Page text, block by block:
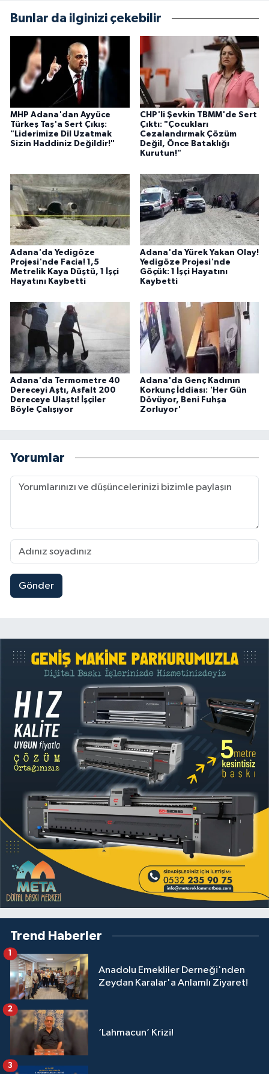
Bunlar da ilginizi çekebilir
MHP Adana'dan Ayyüce
Türkeş Taş'a Sert Çıkış:
"Liderimize Dil Uzatmak
Sizin Haddiniz Değildir!"
CHP'li Şevkin TBMM'de Sert
Çıktı: "Çocukları
Cezalandırmak Çözüm
Değil, Önce Bataklığı
Kurutun!"
Adana'da Yedigöze
Projesi'nde Facia! 1,5
Metrelik Kaya Düştü, 1 İşçi
Hayatını Kaybetti
Adana'da Yürek Yakan Olay!
Yedigöze Projesi'nde
Göçük: 1 İşçi Hayatını
Kaybetti
Adana'da Termometre 40
Dereceyi Aştı, Asfalt 200
Dereceye Ulaştı! İşçiler
Böyle Çalışıyor
Adana'da Genç Kadının
Korkunç İddiası: 'Her Gün
Dövüyor, Beni Fuhşa
Zorluyor'
Yorumlar
Gönder
Trend Haberler
Anadolu Emekliler Derneği'nden
Zeydan Karalar'a Anlamlı Ziyaret!
1
‘Lahmacun’ Krizi!
2
3